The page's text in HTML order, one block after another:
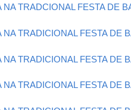
TRADCIONAL FESTA DE
TRADICIONAL FESTA DE
TRADICIONAL FESTA DE
TRADICIONAL FESTA DE